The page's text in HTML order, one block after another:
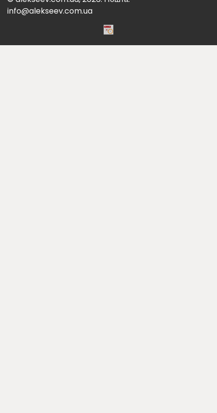
info@alekseev.com.ua